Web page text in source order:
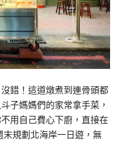
錯！這道燉煮到連骨頭都
子媽媽們的家常拿手菜，
用自己費心下廚，直接在
末規劃北海岸一日遊，無